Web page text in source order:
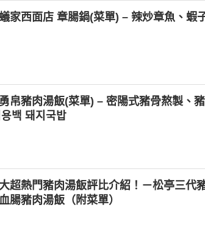
蟻家西面店 章腸鍋(菜單) – 辣炒章魚、蝦
勇帛豬肉湯飯(菜單) – 密陽式豬骨熬製、
백 돼지국밥
大超熱門豬肉湯飯評比介紹！－松亭三代
腸豬肉湯飯（附菜單）